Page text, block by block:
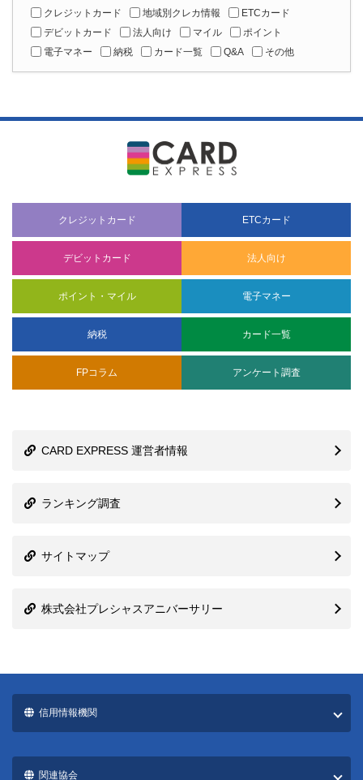
クレジットカード 地域別クレカ情報
ETCカード
デビットカード
法人向け マイル
ポイント
電子マネー
納税 カード一覧 Q&A その他
クレジットカード ETCカード
デビットカード 法人向け
ポイント・マイル 電子マネー
納税 カード一覧
FPコラム アンケート調査
CARD EXPRESS 運営者情報
ランキング調査
サイトマップ
株式会社プレシャスアニバーサリー
信用情報機関
関連協会